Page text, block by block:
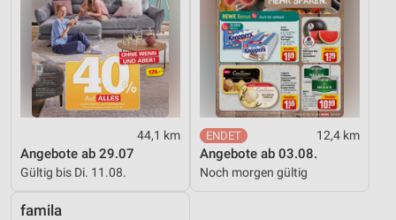
44,1 km
Angebote ab 29.07
Gültig bis Di. 11.08.
12,4 km
Angebote ab 03.08.
Noch morgen gültig
famila